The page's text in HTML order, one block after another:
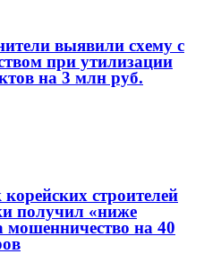
выявили схему с
при утилизации
на 3 млн руб.
строителей
получил «ниже
мошенничество на 40